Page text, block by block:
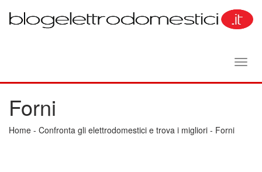
Forni
Home - Confronta gli elettrodomestici e trova i migliori - Forni